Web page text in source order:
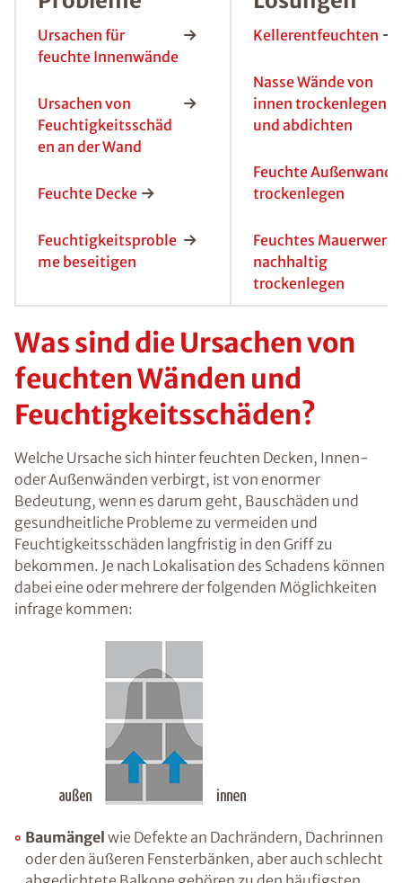
Ursachen für
Ursachen von
Feuchte Decke
Feuchtigkeitsproble
me beseitigen
Lösungen
Kellerentfeuchten
Nasse Wände von
innen trockenlegen
und abdichten
Feuchte Außenwand
trockenlegen
Feuchtes Mauerwerk
trockenlegen
Was sind die Ursachen
von feuchten Wänden
und
Feuchtigkeitsschäden?
Welche Ursache sich hinter feuchten Decken,
Innen- oder Außenwänden verbirgt, ist von
enormer Bedeutung, wenn es darum geht,
Bauschäden und gesundheitliche Probleme zu
vermeiden und Feuchtigkeitsschäden langfristig
des Schadens können dabei eine oder mehrere